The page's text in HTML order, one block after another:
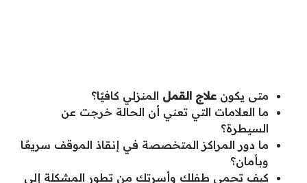
متى يكون علاج القمل المنزلي كافيًا؟
ما العلامات التي تعني أن الحالة خرجت عن
السيطرة؟
ما دور المراكز المتخصصة في إنقاذ الموقف سريعًا
وبأمان؟
كيف تحمي طفلك وأسرتك من تطور المشكلة إلى